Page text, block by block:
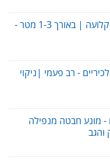
כרית נחשוש לחדר ילדים | קלועה | באורך 1-3 מטר -
- רב פעמי |ניקוי
- מונע חבטה מנפילה
והגב